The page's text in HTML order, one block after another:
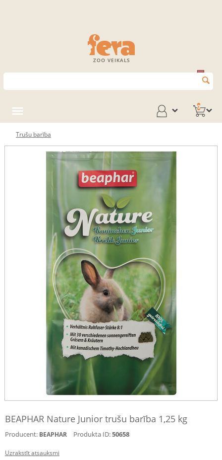
ZOO VEIKALS
0
Trušu barība
BEAPHAR Nature Junior trušu barība 1,25 kg
Producent: BEAPHAR Produkta ID:50658
Uzrakstīt atsauksmi